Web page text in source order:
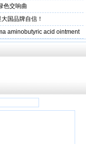
色交响曲
国品牌自信！
aminobutyric acid ointment